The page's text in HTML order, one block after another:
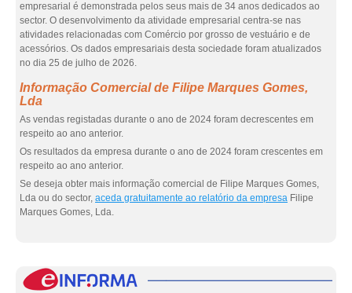
empresarial é demonstrada pelos seus mais de 34 anos dedicados ao
sector. O desenvolvimento da atividade empresarial centra-se nas
atividades relacionadas com Comércio por grosso de vestuário e de
acessórios. Os dados empresariais desta sociedade foram atualizados
no dia 25 de julho de 2026.
Informação Comercial de Filipe Marques Gomes,
Lda
As vendas registadas durante o ano de 2024 foram decrescentes em
respeito ao ano anterior.
Os resultados da empresa durante o ano de 2024 foram crescentes em
respeito ao ano anterior.
Se deseja obter mais informação comercial de Filipe Marques Gomes,
Lda ou do sector, aceda gratuitamente ao relatório da empresa Filipe
Marques Gomes, Lda.